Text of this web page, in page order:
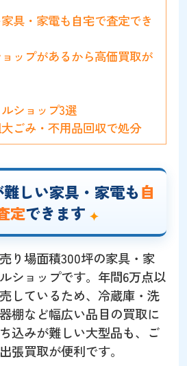
具・家電も自宅で査定でき
ップがあるから高価買取が
ショップ3選
ごみ・不用品回収で処分
しい家具・家電も自
定できます
り場面積300坪の家具・家
ショップです。年間6万点以
しているため、冷蔵庫・洗
棚など幅広い品目の買取に
込みが難しい大型品も、ご
張買取が便利です。